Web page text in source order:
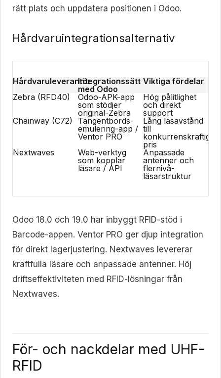
rätt plats och uppdatera positionen i Odoo.
Hårdvaruintegrationsalternativ
HårdvaruleverantörIntegrationssätt
med Odoo
Viktiga fördelar
Zebra (RFD40)
Odoo-APK-app
som stödjer
original-Zebra
Hög pålitlighet
och direkt
support
Chainway (C72)
Tangentbords-
emulering-app /
Ventor PRO
Lång läsavstånd
till
konkurrenskraftigt
pris
Nextwaves
Web-verktyg
som kopplar
läsare / API
Anpassade
antenner och
flernivå-
läsarstruktur
Odoo 18.0 och 19.0 har inbyggt RFID-stöd i
Barcode-appen. Ventor PRO ger djup integration
för direkt lagerjustering. Nextwaves levererar
kraftfulla läsare och anpassade antenner. Höj
driftseffektiviteten med RFID-lösningar från
Nextwaves.
För- och nackdelar med UHF-
RFID